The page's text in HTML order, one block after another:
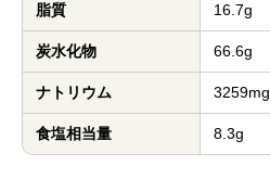
脂質 16.7g
炭水化物 66.6g
ナトリウム 3259mg
食塩相当量 8.3g